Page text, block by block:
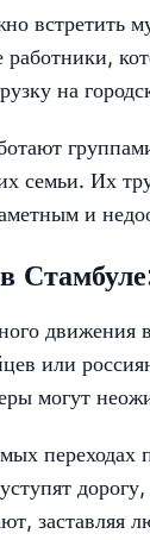
встретить
на
семьи. Их
и
движения
или
могут
переходах
заставляя